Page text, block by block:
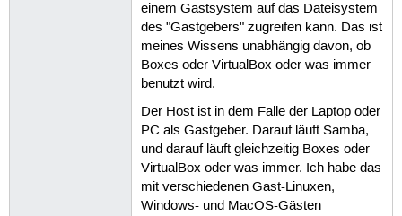
einem Gastsystem auf das Dateisystem
des "Gastgebers" zugreifen kann. Das ist
meines Wissens unabhängig davon, ob
Boxes oder VirtualBox oder was immer
benutzt wird.
Der Host ist in dem Falle der Laptop oder
PC als Gastgeber. Darauf läuft Samba,
und darauf läuft gleichzeitig Boxes oder
VirtualBox oder was immer. Ich habe das
mit verschiedenen Gast-Linuxen,
Windows- und MacOS-Gästen